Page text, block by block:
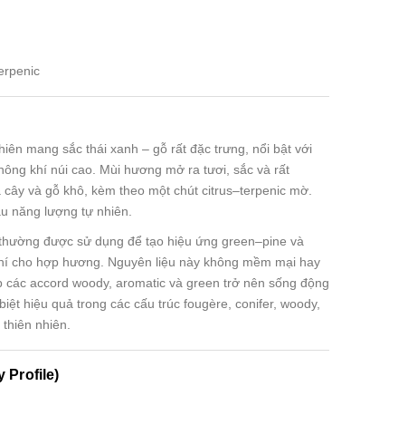
mang sắc thái xanh – gỗ rất đặc trưng, nổi bật với
khí núi cao. Mùi hương mở ra tươi, sắc và rất
và gỗ khô, kèm theo một chút citrus–terpenic mờ.
năng lượng tự nhiên.
được sử dụng để tạo hiệu ứng green–pine và
cho hợp hương. Nguyên liệu này không mềm mại hay
accord woody, aromatic và green trở nên sống động
hiệu quả trong các cấu trúc fougère, conifer, woody,
nhiên.
Profile)